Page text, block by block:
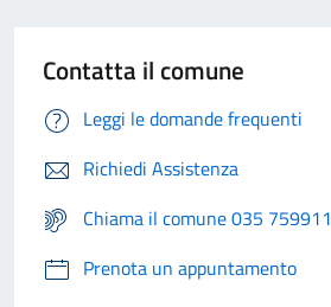
Contatta il comune
Leggi le domande frequenti
Richiedi Assistenza
Chiama il comune 035 759911
Prenota un appuntamento